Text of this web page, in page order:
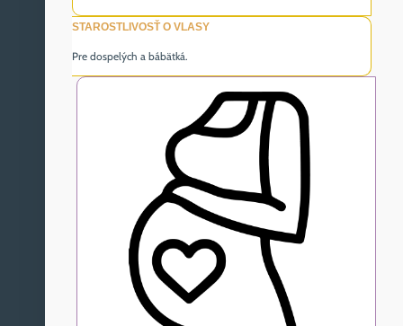
STAROSTLIVOSŤ O VLASY
Pre dospelých a bábätká.